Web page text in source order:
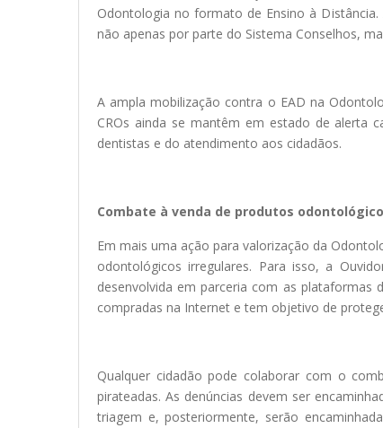
Odontologia no formato de Ensino à
não apenas por parte do Sistema Conselhos,
A ampla mobilização contra o EAD na
CROs ainda se mantêm em estado de alerta
dentistas e do atendimento aos cidadãos.
Combate à venda de produtos
Em mais uma ação para valorização da
odontológicos irregulares. Para isso, a
desenvolvida em parceria com as plataformas
compradas na Internet e tem objetivo de
Qualquer cidadão pode colaborar com o
pirateadas. As denúncias devem ser
triagem e, posteriormente, serão